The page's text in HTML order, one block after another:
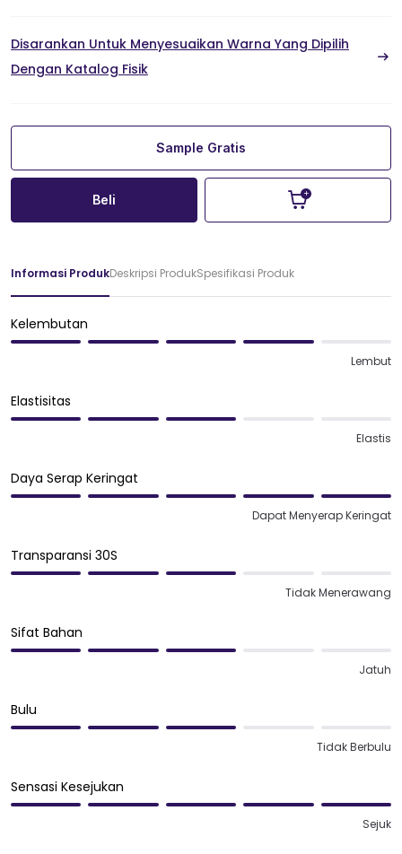
Disarankan Untuk Menyesuaikan Warna Yang Dipilih
Dengan Katalog Fisik
Sample Gratis
Beli
Informasi ProdukDeskripsi ProdukSpesifikasi Produk
Kelembutan
Lembut
Elastisitas
Elastis
Daya Serap Keringat
Dapat Menyerap Keringat
Transparansi 30S
Tidak Menerawang
Sifat Bahan
Jatuh
Bulu
Tidak Berbulu
Sensasi Kesejukan
Sejuk